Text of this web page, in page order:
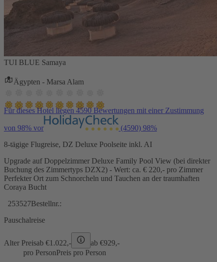
TUI BLUE Samaya
Ägypten - Marsa Alam
Für dieses Hotel liegen 4590 Bewertungen mit einer Zustimmung
von 98% vor (4590) 98%
8-tägige Flugreise, DZ Deluxe Poolseite inkl. AI
Upgrade auf Doppelzimmer Deluxe Family Pool View (bei direkter
Buchung des Zimmertyps DZX2) - Wert: ca. € 220,- pro Zimmer
Perfekter Ort zum Schnorcheln und Tauchen an der traumhaften
Coraya Bucht
253527Bestellnr.:
Pauschalreise
Alter Preisab €1.022,- ab €929,-
pro PersonPreis pro Person